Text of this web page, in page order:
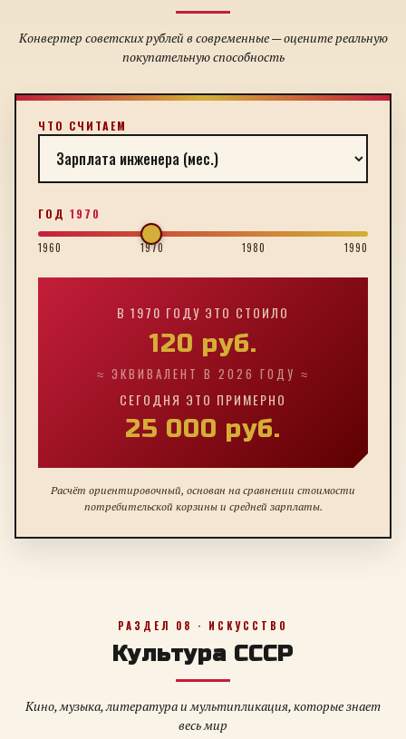
Конвертер советских рублей в современные — оцените реальную
покупательную способность
ЧТО СЧИТАЕМ
ГОД 1970
1960 1970 1980 1990
В 1970 ГОДУ ЭТО СТОИЛО
120 руб.
≈ ЭКВИВАЛЕНТ В 2026 ГОДУ ≈
СЕГОДНЯ ЭТО ПРИМЕРНО
25 000 руб.
Расчёт ориентировочный, основан на сравнении стоимости
потребительской корзины и средней зарплаты.
РАЗДЕЛ 08 · ИСКУССТВО
Культура СССР
Кино, музыка, литература и мультипликация, которые знает
весь мир